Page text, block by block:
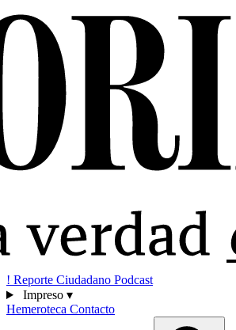
! Reporte Ciudadano Podcast
Impreso ▾
Hemeroteca Contacto